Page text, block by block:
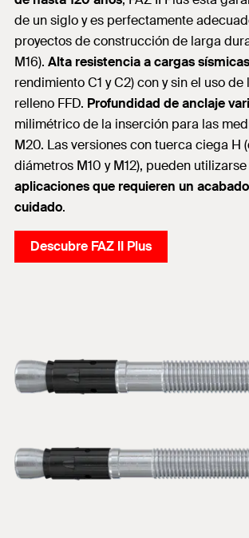
de un siglo y es perfectamente
proyectos de construcción de larga
M16). Alta resistencia a cargas sísmicas
rendimiento C1 y C2) con y sin el uso
relleno FFD. Profundidad de anclaje
milimétrico de la inserción para las
M20. Las versiones con tuerca ciega H
diámetros M10 y M12), pueden
aplicaciones que requieren un
cuidado.
Descubre FAZ II Plus